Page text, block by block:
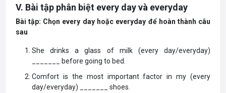
V. Bài tập phân biệt every day và everyday
Bài tập: Chọn every day hoặc everyday để hoàn thành câu
sau
She drinks a glass of milk (every day/everyday)
_______ before going to bed.
Comfort is the most important factor in my (every
day/everyday) _______ shoes.